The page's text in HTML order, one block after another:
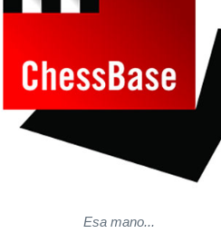
Esa mano...